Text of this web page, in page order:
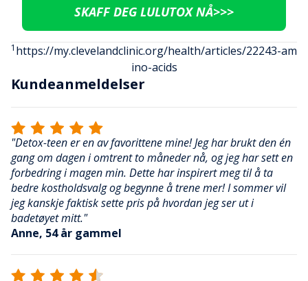
SKAFF DEG LULUTOX NÅ>>>
1 https://my.clevelandclinic.org/health/articles/22243-am
ino-acids
Kundeanmeldelser
"Detox-teen er en av favorittene mine! Jeg har brukt den én
gang om dagen i omtrent to måneder nå, og jeg har sett en
forbedring i magen min. Dette har inspirert meg til å ta
bedre kostholdsvalg og begynne å trene mer! I sommer vil
jeg kanskje faktisk sette pris på hvordan jeg ser ut i
badetøyet mitt."
Anne, 54 år gammel